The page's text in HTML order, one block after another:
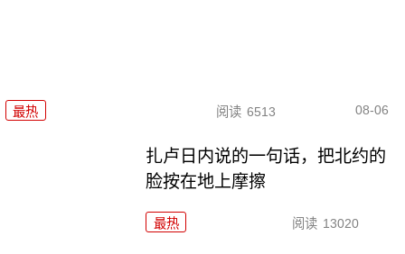
最热 阅读 6513 08-06
扎卢日内说的一句话，把北约的
脸按在地上摩擦
最热 阅读 13020